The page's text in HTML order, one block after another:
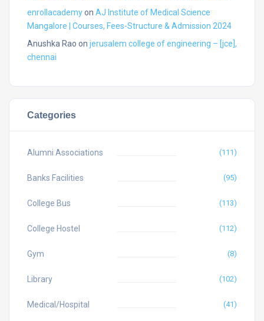
enrollacademyon AJ Institute of Medical Science
Mangalore | Courses, Fees-Structure & Admission 2024
Anushka Rao on jerusalem college of engineering – [jce],
chennai
Categories
Alumni Associations (111)
Banks Facilities (95)
College Bus (113)
College Hostel (112)
Gym (8)
Library (102)
Medical/Hospital (41)